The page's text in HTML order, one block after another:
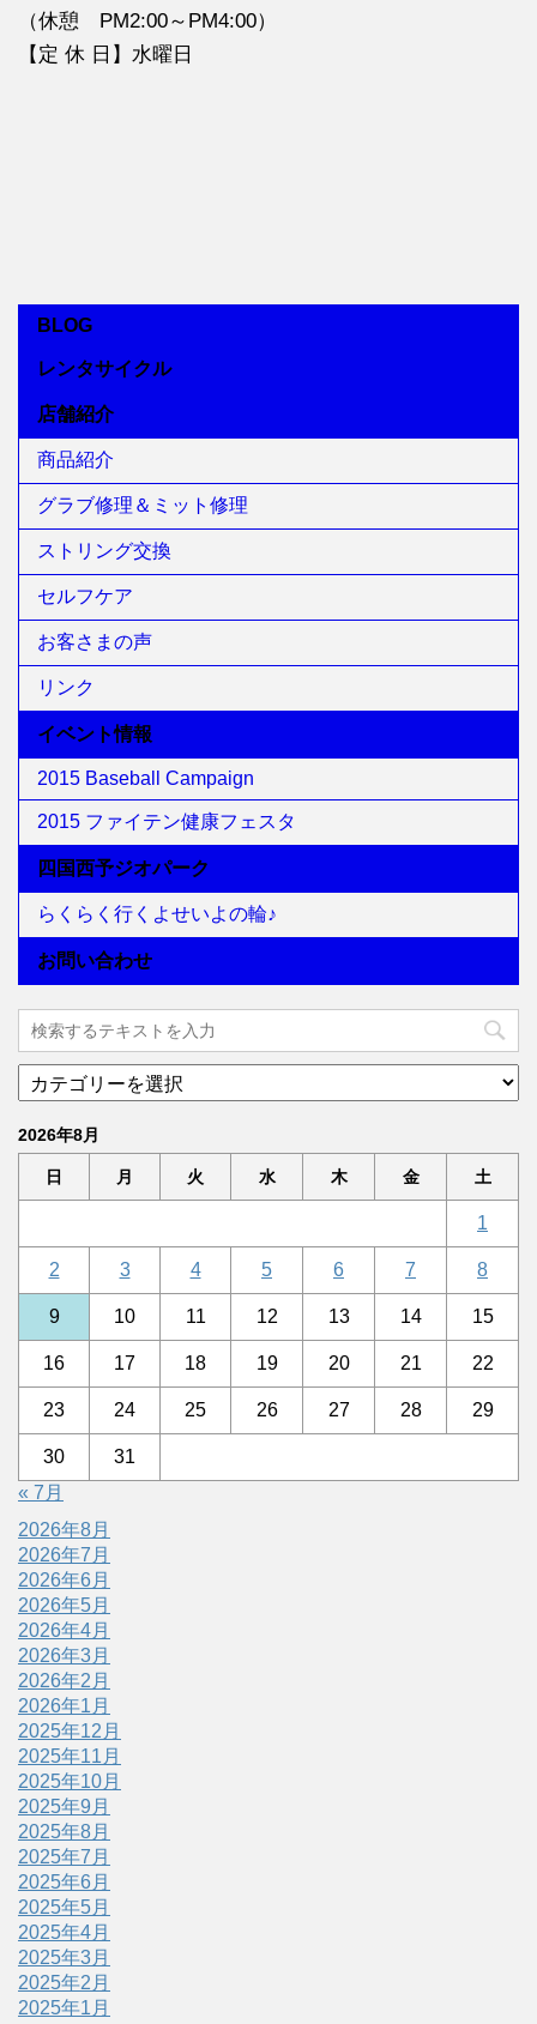
（休憩 PM2:00～PM4:00）
【定 休 日】水曜日
BLOG
レンタサイクル
店舗紹介
商品紹介
グラブ修理＆ミット修理
ストリング交換
セルフケア
お客さまの声
リンク
イベント情報
2015 Baseball Campaign
2015 ファイテン健康フェスタ
四国西予ジオパーク
らくらく行くよせいよの輪♪
お問い合わせ
2026年8月
日 月 火 水 木 金 土
1
2 3 4 5 6 7 8
9 10 11 12 13 14 15
16 17 18 19 20 21 22
23 24 25 26 27 28 29
30
31
« 7月
2026年8月
2026年7月
2026年6月
2026年5月
2026年4月
2026年3月
2026年2月
2026年1月
2025年12月
2025年11月
2025年10月
2025年9月
2025年8月
2025年7月
2025年6月
2025年5月
2025年4月
2025年3月
2025年2月
2025年1月